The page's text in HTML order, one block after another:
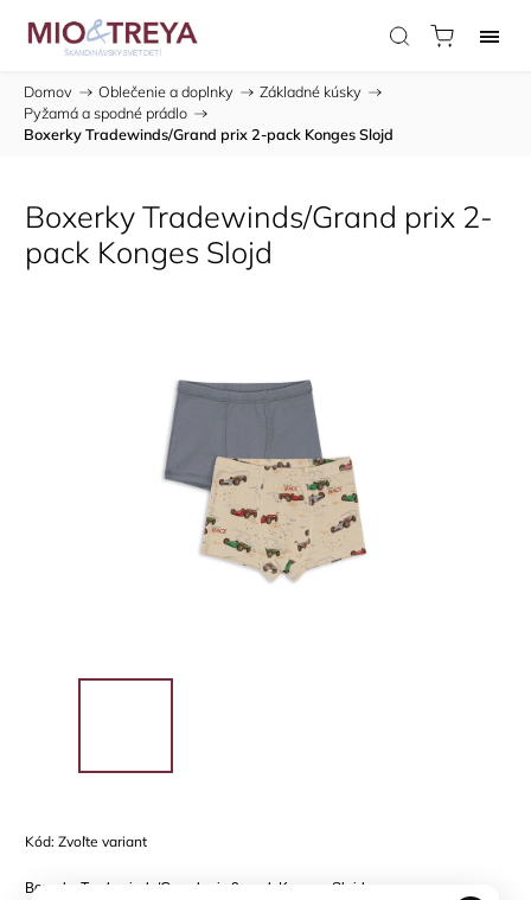
Domov / Oblečenie a doplnky / Základné kúsky /
Pyžamá a spodné prádlo /
Boxerky Tradewinds/Grand prix 2-pack Konges Slojd
Boxerky Tradewinds/Grand prix 2-
pack Konges Slojd
Kód: Zvoľte variant
Boxerky Tradewinds/Grand prix 2-pack Konges Sløjd